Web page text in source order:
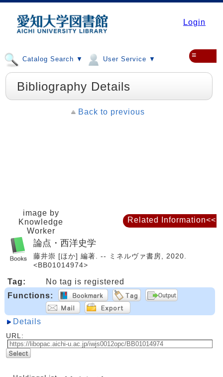
Login
Catalog Search ▼ User Service ▼ ≡
Bibliography Details
Back to previous
image by
Knowledge
Worker
論点・西洋史学
藤井崇 [ほか] 編著. -- ミネルヴァ書房, 2020.
<BB01014974>
Tag:
No tag is registered
Functions:
Details
URL:
Related Information<<